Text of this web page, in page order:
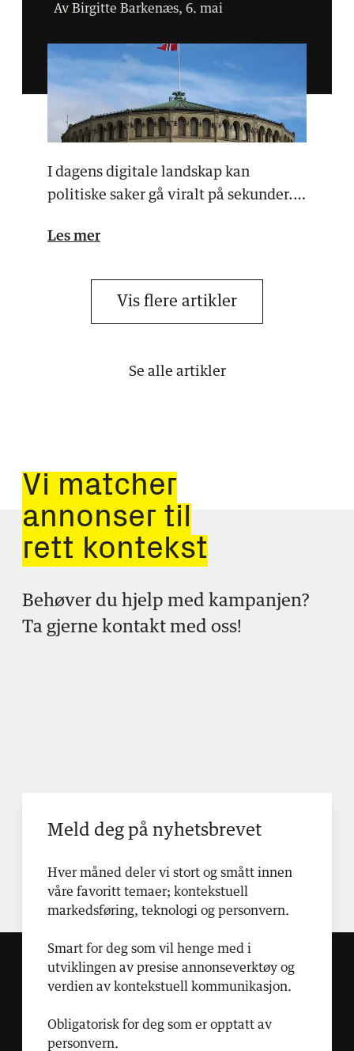
Av Birgitte Barkenæs, 6. mai
I dagens digitale landskap kan
politiske saker gå viralt på sekunder.
Les mer
Vis flere artikler
Se alle artikler
Vi matcher
annonser til
rett kontekst
Behøver du hjelp med kampanjen?
Ta gjerne kontakt med oss!
Meld deg på nyhetsbrevet
Hver måned deler vi stort og smått innen
våre favoritt temaer; kontekstuell
markedsføring, teknologi og personvern.
Smart for deg som vil henge med i
utviklingen av presise annonseverktøy og
verdien av kontekstuell kommunikasjon.
Obligatorisk for deg som er opptatt av
personvern.